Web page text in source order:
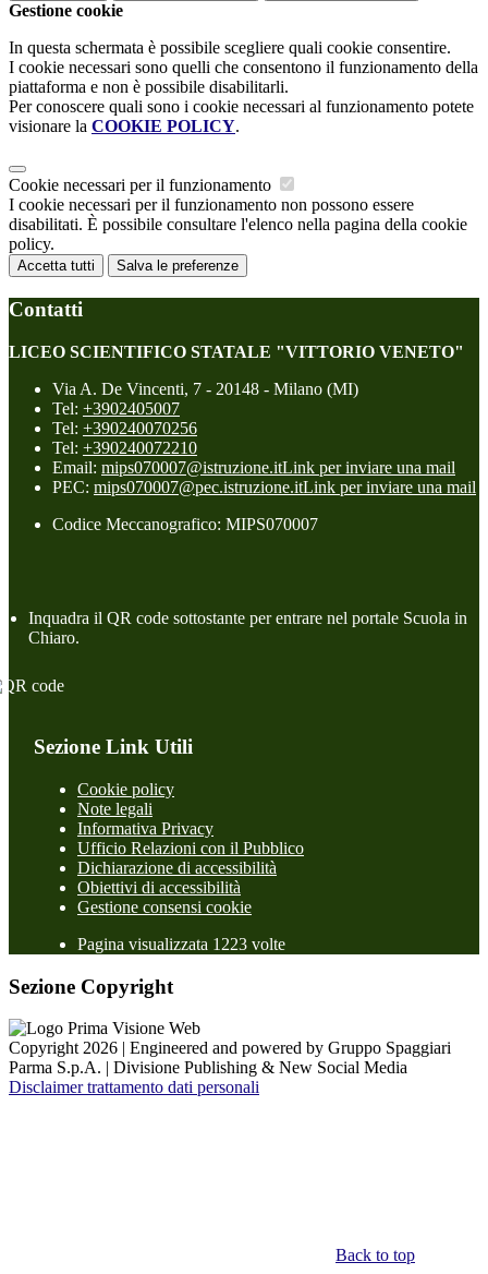
Gestione cookie
In questa schermata è possibile scegliere quali cookie consentire.
I cookie necessari sono quelli che consentono il funzionamento della
piattaforma e non è possibile disabilitarli.
Per conoscere quali sono i cookie necessari al funzionamento potete
visionare la COOKIE POLICY.
Cookie necessari per il funzionamento
I cookie necessari per il funzionamento non possono essere
disabilitati. È possibile consultare l'elenco nella pagina della cookie
policy.
Accetta tutti Salva le preferenze
Contatti
LICEO SCIENTIFICO STATALE "VITTORIO VENETO"
Via A. De Vincenti, 7 - 20148 - Milano (MI)
Tel: +3902405007
Tel: +390240070256
Tel: +390240072210
Email: mips070007@istruzione.itLink per inviare una mail
PEC: mips070007@pec.istruzione.itLink per inviare una mail
Codice Meccanografico: MIPS070007
Inquadra il QR code sottostante per entrare nel portale Scuola in
Chiaro.
Sezione Link Utili
Cookie policy
Note legali
Informativa Privacy
Ufficio Relazioni con il Pubblico
Dichiarazione di accessibilità
Obiettivi di accessibilità
Gestione consensi cookie
Pagina visualizzata 1223 volte
Sezione Copyright
Copyright 2026 | Engineered and powered by Gruppo Spaggiari
Parma S.p.A. | Divisione Publishing & New Social Media
Disclaimer trattamento dati personali
Back to top